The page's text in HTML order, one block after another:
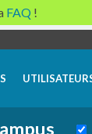
FAQ !